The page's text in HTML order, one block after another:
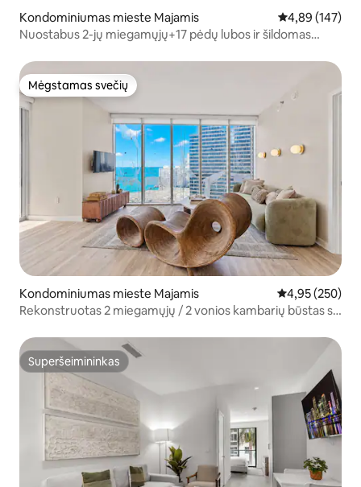
Kondominiumas mieste Majamis Vidutinis
4,89 (147)
Nuostabus 2-jų miegamųjų+17 pėdų lubos ir šildomas
Mėgstamas svečių
Mėgstamas svečių
Kondominiumas mieste Majamis Vidutinis
4,95 (250)
Rekonstruotas 2 miegamųjų / 2 vonios kambarių būstas su
Baseinas ir SPA
Superšeimininkas
Superšeimininkas